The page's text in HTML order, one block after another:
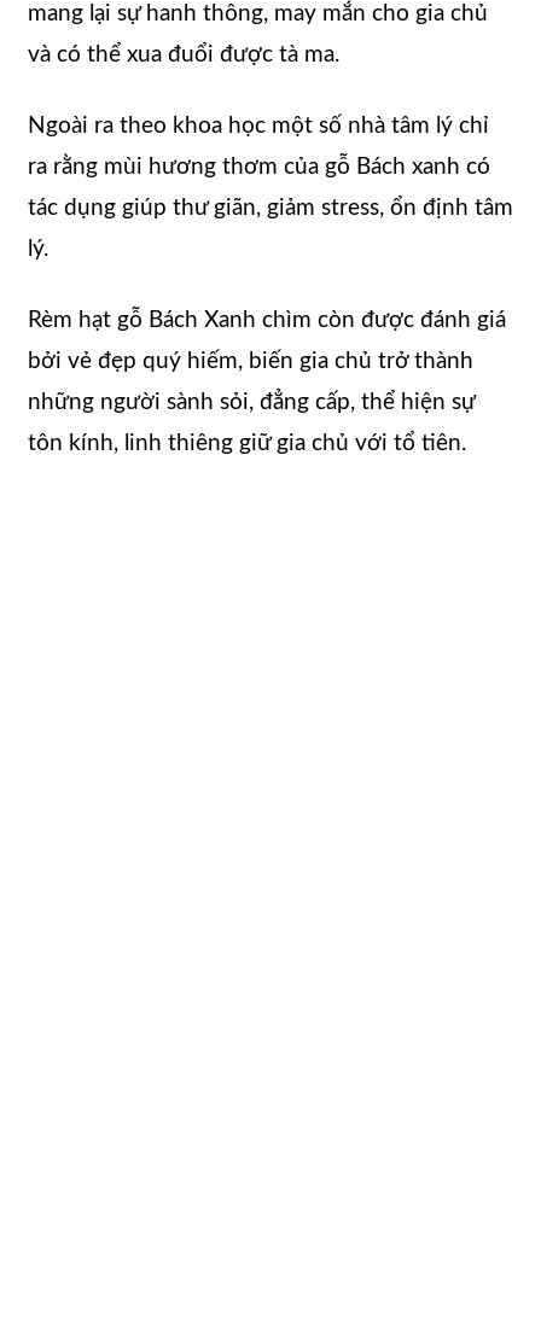
mang lại sự hanh thông, may mắn cho gia chủ
và có thể xua đuổi được tà ma.
Ngoài ra theo khoa học một số nhà tâm lý chỉ
ra rằng mùi hương thơm của gỗ Bách xanh có
tác dụng giúp thư giãn, giảm stress, ổn định tâm
lý.
Rèm hạt gỗ Bách Xanh chìm còn được đánh giá
bởi vẻ đẹp quý hiếm, biến gia chủ trở thành
những người sành sỏi, đẳng cấp, thể hiện sự
tôn kính, linh thiêng giữ gia chủ với tổ tiên.